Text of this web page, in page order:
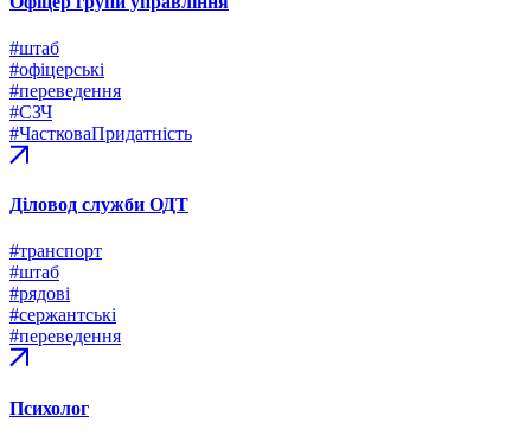
#штаб
#офіцерські
#переведення
#СЗЧ
#ЧастковаПридатність
Діловод служби ОДТ
#транспорт
#штаб
#рядові
#сержантські
#переведення
Психолог